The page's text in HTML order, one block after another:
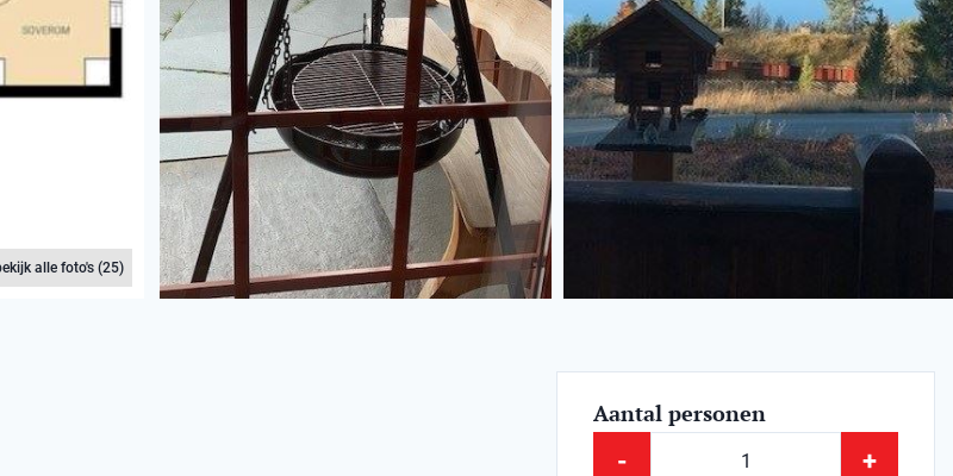
alle foto's (25)
Aantal personen
- +